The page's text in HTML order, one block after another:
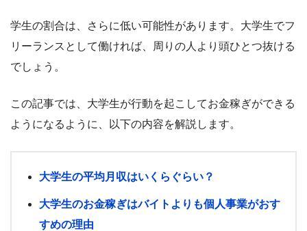
学生の割合は、さらに低い可能性があります。大学生でフ
リーランスとして働ければ、周りの人より頭ひとつ抜ける
でしょう。
この記事では、大学生が行動を起こしてお金稼ぎができる
ようになるように、以下の内容を解説します。
大学生の平均月収はいくらぐらい？
大学生のお金稼ぎはバイトよりも個人事業がおす
すめの理由